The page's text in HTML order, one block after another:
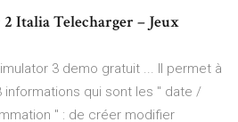
Italia Telecharger – Jeux
3 demo gratuit ... Il permet à
informations qui sont les " date /
" : de créer modifier